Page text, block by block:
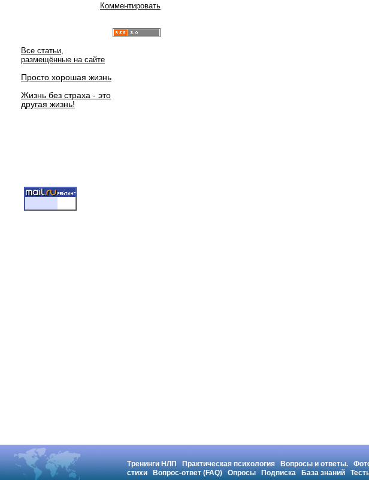
Комментировать
Все статьи,
размещённые на сайте
Просто хорошая жизнь
Жизнь без страха - это
другая жизнь!
Тренинги НЛП Практическая психология Вопросы и ответы.
стихи
Вопрос-ответ (FAQ) Опросы Подписка База знаний